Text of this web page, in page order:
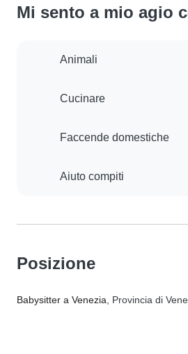
Mi sento a mio agio
Animali
Cucinare
Faccende domestiche
Aiuto compiti
Posizione
Babysitter a Venezia, Provincia di